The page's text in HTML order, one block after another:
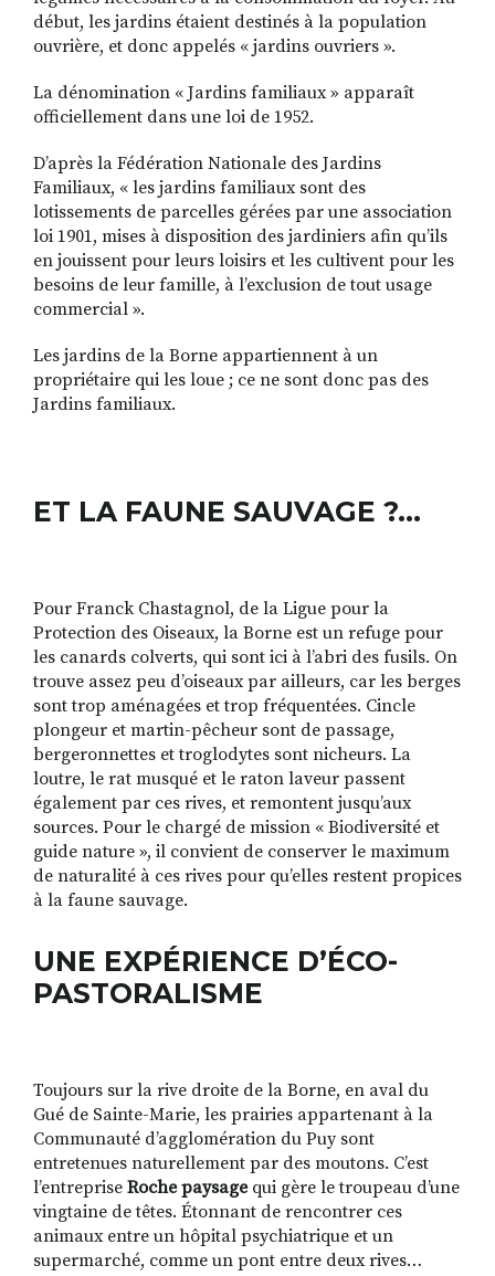
début, les jardins étaient destinés à la population
ouvrière, et donc appelés « jardins ouvriers ».
La dénomination « Jardins familiaux » apparaît
officiellement dans une loi de 1952.
D’après la Fédération Nationale des Jardins
Familiaux, « les jardins familiaux sont des
lotissements de parcelles gérées par une association
loi 1901, mises à disposition des jardiniers afin qu’ils
en jouissent pour leurs loisirs et les cultivent pour les
besoins de leur famille, à l’exclusion de tout usage
commercial ».
Les jardins de la Borne appartiennent à un
propriétaire qui les loue ; ce ne sont donc pas des
Jardins familiaux.
ET LA FAUNE SAUVAGE ?…
Pour Franck Chastagnol, de la Ligue pour la
Protection des Oiseaux, la Borne est un refuge pour
les canards colverts, qui sont ici à l’abri des fusils. On
trouve assez peu d’oiseaux par ailleurs, car les berges
sont trop aménagées et trop fréquentées. Cincle
plongeur et martin-pêcheur sont de passage,
bergeronnettes et troglodytes sont nicheurs. La
loutre, le rat musqué et le raton laveur passent
également par ces rives, et remontent jusqu’aux
sources. Pour le chargé de mission « Biodiversité et
guide nature », il convient de conserver le maximum
de naturalité à ces rives pour qu’elles restent propices
à la faune sauvage.
UNE EXPÉRIENCE D’ÉCO-
PASTORALISME
Toujours sur la rive droite de la Borne, en aval du
Gué de Sainte-Marie, les prairies appartenant à la
Communauté d’agglomération du Puy sont
entretenues naturellement par des moutons. C’est
l’entreprise Roche paysagequi gère le troupeau d’une
vingtaine de têtes. Étonnant de rencontrer ces
animaux entre un hôpital psychiatrique et un
supermarché, comme un pont entre deux rives…